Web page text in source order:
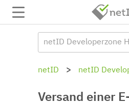
netID netID
Versand einer